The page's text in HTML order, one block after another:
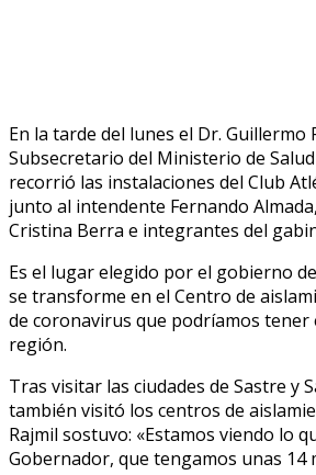
En la tarde del lunes el Dr. Guillermo
Subsecretario del Ministerio de Salud
recorrió las instalaciones del Club
junto al intendente Fernando
Cristina Berra e integrantes del
Es el lugar elegido por el gobierno
se transforme en el Centro de
de coronavirus que podríamos tener
región.
Tras visitar las ciudades de Sastre y
también visitó los centros de
Rajmil sostuvo: «Estamos viendo lo
Gobernador, que tengamos unas 14